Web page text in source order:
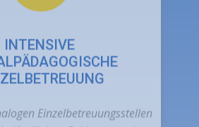
ländlichen Gebieten an der
im Alentejo Portugals.
Hier bieten ...
MEHR LESEN